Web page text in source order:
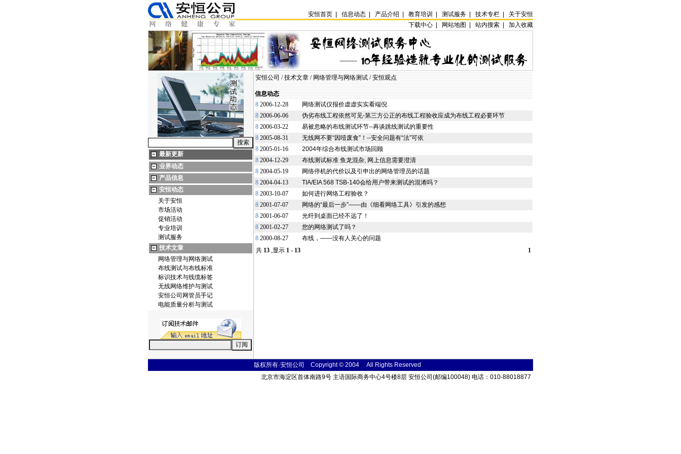
安恒首页 信息动态 产品介绍 教育培训 测试服务 技术专栏
关于安恒
下载中心 |
网站地图 站内搜索 加入收藏
最新更新
业界动态
产品信息
安恒动态
关于安恒
市场活动
促销活动
专业培训
测试服务
技术文章
网络管理与网络测试
布线测试与布线标准
标识技术与线缆标签
无线网络维护与测试
安恒公司网管员手记
电能质量分析与测试
安恒公司 /技术文章 / 网络管理与网络测试 /安恒观点
信息动态
8 2006-12-28
网络测试仪报价虚虚实实看端倪
8 2006-06-06
伪劣布线工程依然可见-第三方公正的布线工程验收应成为布线工程必要环节
8 2006-03-22
易被忽略的布线测试环节--再谈跳线测试的重要性
8 2005-08-31
无线网不要“因噎废食”！--安全问题有“法”可依
8 2005-01-16
2004年综合布线测试市场回顾
8 2004-12-29
布线测试标准 鱼龙混杂, 网上信息需要澄清
8 2004-05-19
网络停机的代价以及引申出的网络管理员的话题
8 2004-04-13
TIA/EIA 568 TSB-140会给用户带来测试的混淆吗？
8 2003-10-07
如何进行网络工程验收？
8 2001-07-07
网络的“最后一步”——由《细看网络工具》引发的感想
8 2001-06-07
光纤到桌面已经不远了！
8 2001-02-27
您的网络测试了吗？
8 2000-08-27
布线，——没有人关心的问题
共 13 ,显示 1 - 13 1
版权所有·安恒公司 Copyright © 2004 All Rights Reserved
北京市海淀区首体南路9号 主语国际商务中心4号楼8层 安恒公司(邮编100048) 电话：010-88018877